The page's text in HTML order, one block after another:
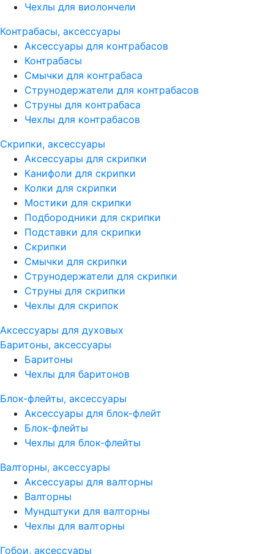
Чехлы для виолончели
Контрабасы, аксессуары
Аксессуары для контрабасов
Контрабасы
Смычки для контрабаса
Струнодержатели для контрабасов
Струны для контрабаса
Чехлы для контрабасов
Скрипки, аксессуары
Аксессуары для скрипки
Канифоли для скрипки
Колки для скрипки
Мостики для скрипки
Подбородники для скрипки
Подставки для скрипки
Скрипки
Смычки для скрипки
Струнодержатели для скрипки
Струны для скрипки
Чехлы для скрипок
Аксессуары для духовых
Баритоны, аксессуары
Баритоны
Чехлы для баритонов
Блок-флейты, аксессуары
Аксессуары для блок-флейт
Блок-флейты
Чехлы для блок-флейты
Валторны, аксессуары
Аксессуары для валторны
Валторны
Мундштуки для валторны
Чехлы для валторны
Гобои, аксессуары